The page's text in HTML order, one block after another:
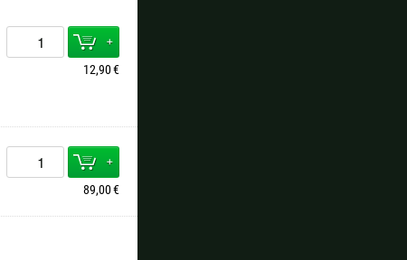
12,90€
+
89,00€
+